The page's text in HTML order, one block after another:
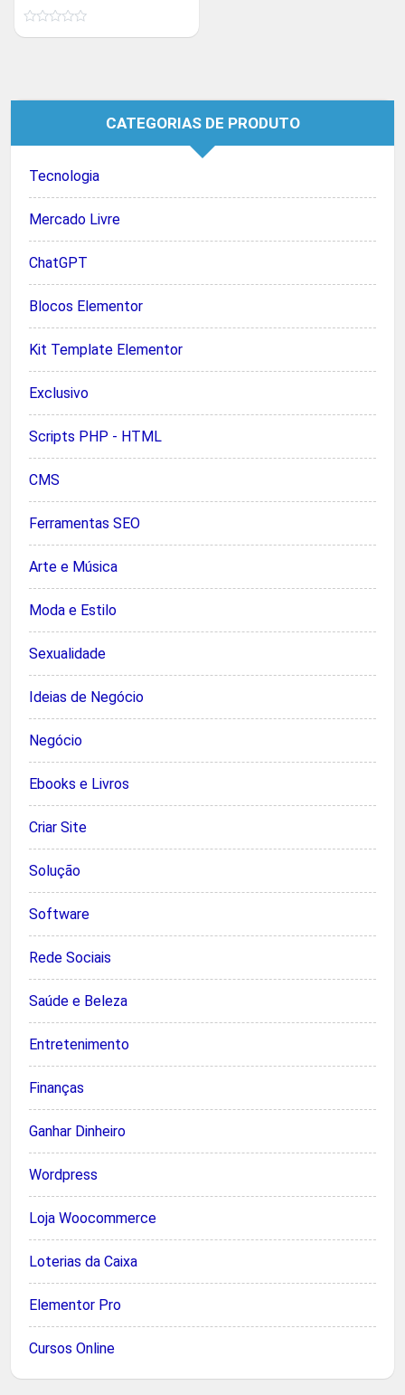
preço
original atual
CATEGORIAS DE PRODUTO
Tecnologia
Mercado Livre
ChatGPT
Blocos Elementor
Kit Template Elementor
Exclusivo
Scripts PHP - HTML
CMS
Ferramentas SEO
Arte e Música
Moda e Estilo
Sexualidade
Ideias de Negócio
Negócio
Ebooks e Livros
Criar Site
Solução
Software
Rede Sociais
Saúde e Beleza
Entretenimento
Finanças
Ganhar Dinheiro
Wordpress
Loja Woocommerce
Loterias da Caixa
Elementor Pro
Cursos Online